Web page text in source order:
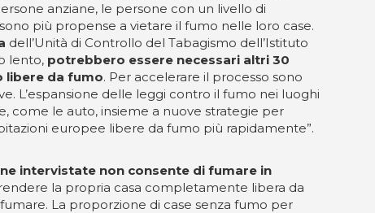
anziane, le persone con un livello di
più propense a vietare il fumo nelle loro case.
dell’Unità di Controllo del Tabagismo dell’Istituto
lento, potrebbero essere necessari altri 30
libere da fumo. Per accelerare il processo sono
L’espansione delle leggi contro il fumo nei luoghi
come le auto, insieme a nuove strategie per
europee libere da fumo più rapidamente”.
intervistate non consente di fumare in
la propria casa completamente libera da
La proporzione di case senza fumo per